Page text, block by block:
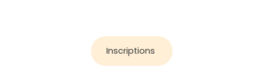
Inscriptions